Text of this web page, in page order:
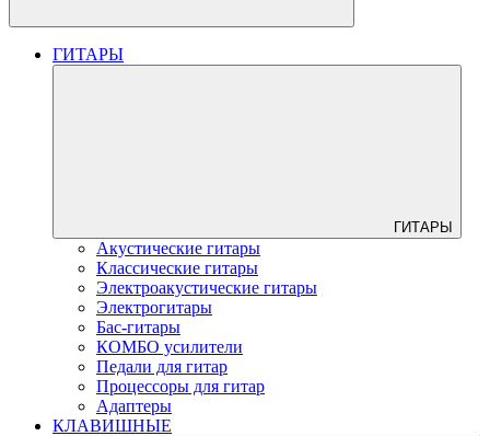
ГИТАРЫ
ГИТАРЫ
Акустические гитары
Классические гитары
Электроакустические гитары
Электрогитары
Бас-гитары
КОМБО усилители
Педали для гитар
Процессоры для гитар
Адаптеры
КЛАВИШНЫЕ